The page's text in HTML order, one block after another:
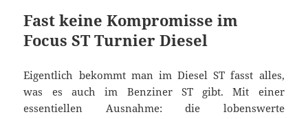
Fast keine Kompromisse im
Focus ST Turnier Diesel
Eigentlich bekommt man im Diesel ST fasst alles,
was es auch im Benziner ST gibt. Mit einer
essentiellen Ausnahme: die lobenswerte